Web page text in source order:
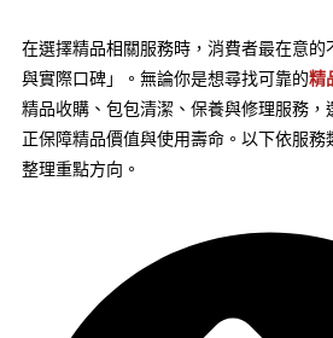
在選擇精品相關服務時，消費者最在意
與實際口碑」。無論你是想尋找可靠的精
精品收購、包包清潔、保養與修理服務
正保障精品價值與使用壽命。以下依服
整理重點方向。